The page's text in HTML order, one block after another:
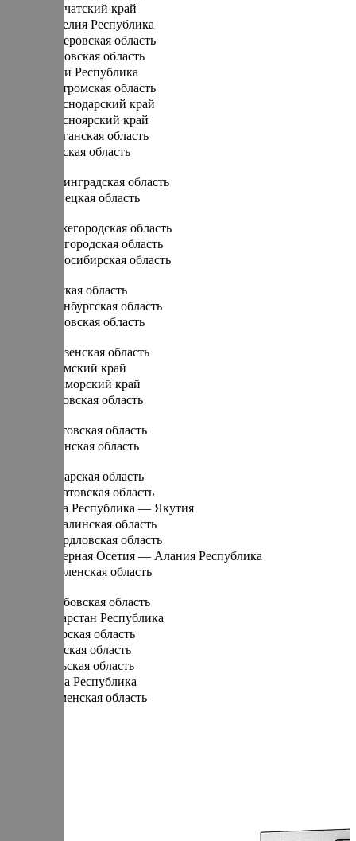
Камчатский край
Карелия Республика
Кемеровская область
Кировская область
Коми Республика
Костромская область
Краснодарский край
Красноярский край
Курганская область
Курская область
Ленинградская область
Липецкая область
Нижегородская область
Новгородская область
Новосибирская область
Омская область
Оренбургская область
Орловская область
Пензенская область
Пермский край
Приморский край
Псковская область
Ростовская область
Рязанская область
Самарская область
Саратовская область
Саха Республика — Якутия
Сахалинская область
Свердловская область
Северная Осетия — Алания Республика
Смоленская область
Тамбовская область
Татарстан Республика
Тверская область
Томская область
Тульская область
Тыва Республика
Тюменская область